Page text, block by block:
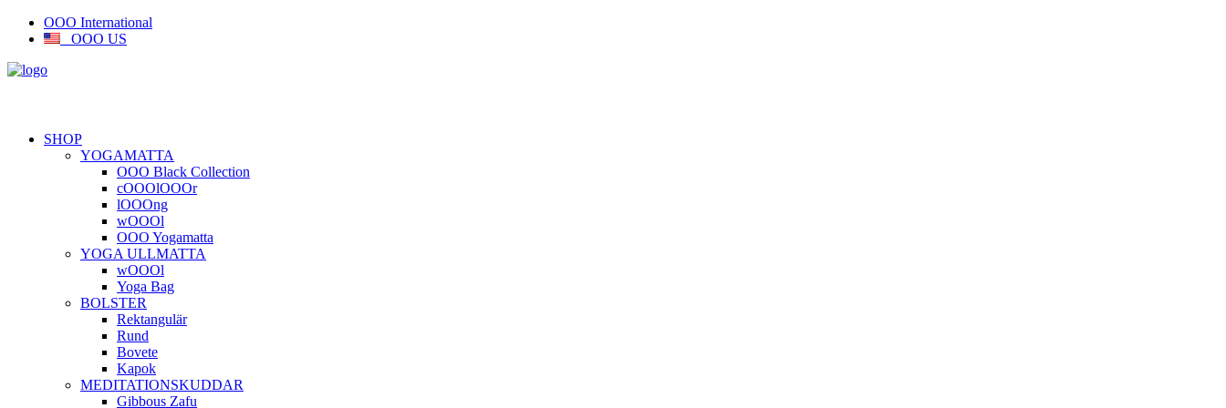
OOO International
OOO US
SHOP
YOGAMATTA
OOO Black Collection
cOOOlOOOr
lOOOng
wOOOl
OOO Yogamatta
YOGA ULLMATTA
wOOOl
Yoga Bag
BOLSTER
Rektangulär
Rund
Bovete
Kapok
MEDITATIONSKUDDAR
Gibbous Zafu